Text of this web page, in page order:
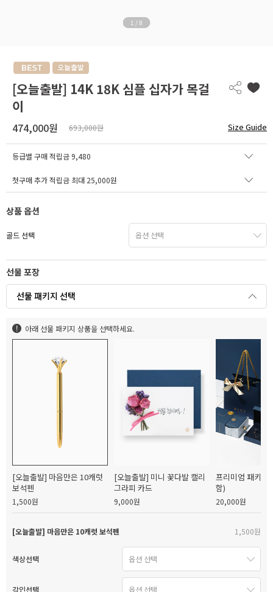
1 /8
[오늘출발] 14K 18K 심플 십자가 목걸
이
474,000원 693,000원 Size Guide
등급별 구매 적립금 9,480
첫구매 추가 적립금 최대 25,000원
상품 옵션
골드 선택
선물 포장
선물 패키지 선택
아래 선물 패키지 상품을 선택하세요.
[오늘출발] 마음만은 10캐럿
보석펜
1,500원
[오늘출발] 미니 꽃다발 캘리
그라피 카드
9,000원
프리미엄 패키지
함)
20,000원
[오늘출발] 마음만은 10캐럿 보석펜 1,500원
색상선택
각인선택